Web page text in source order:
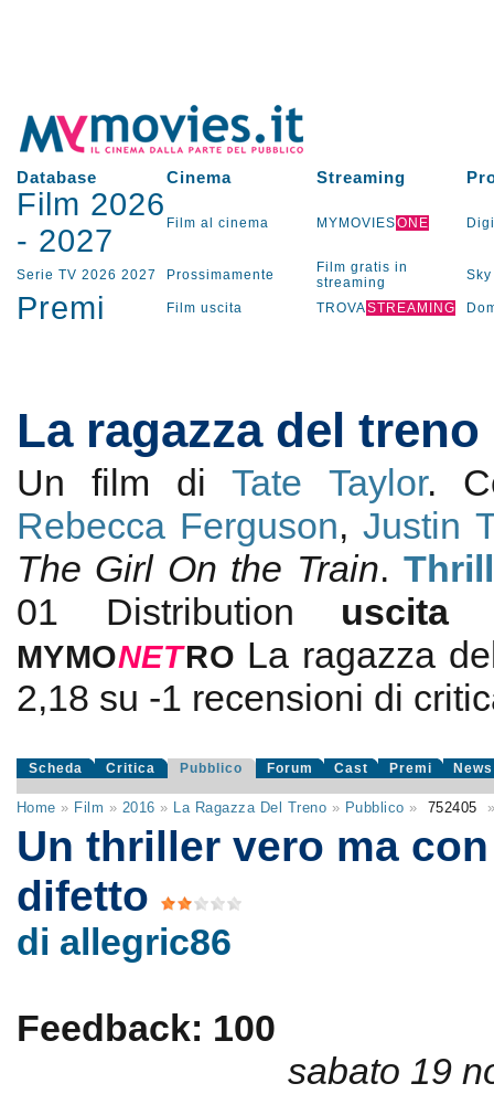
Database Cinema Streaming
Film 2026
- 2027 Film al cinema MYMOVIESONE
Serie TV 2026 2027 Prossimamente
Film gratis in
streaming
Sky
Premi Film uscita TROVASTREAMING
La ragazza del treno
Un film diTate Taylor.
Rebecca Ferguson,Justin
The Girl On the Train.
01 Distribution
MYMONETRO La ragazza
2,18 su -1 recensioni di
Scheda Critica Pubblico Forum Cast Premi News
Home » Film » 2016 » La Ragazza Del Treno » Pubblico » 752405
Un thriller vero ma
difetto
di allegric86
Feedback: 100
sabato 19